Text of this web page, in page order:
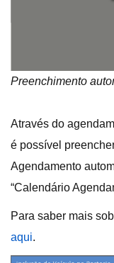
Preenchimento
Através do
é possível
Agendamento
“Calendário
Para saber mais
aqui.